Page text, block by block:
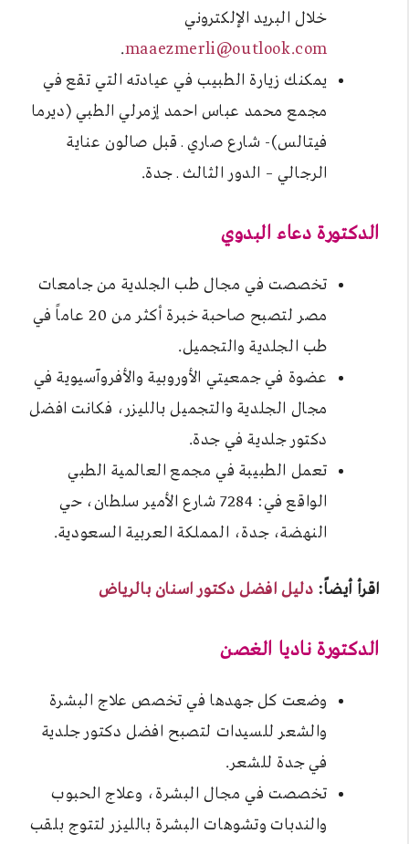
خلال البريد الإلكتروني
maaezmerli@outlook.com
.
يمكنك زيارة الطبيب في عيادته التي تقع في
مجمع محمد عباس احمد إزمرلي الطبي (ديرما
فيتالس)- شارع صاري ـ قبل صالون عناية
الرجالي – الدور الثالث ـ جدة.
الدكتورة دعاء البدوي
تخصصت في مجال طب الجلدية من جامعات
مصر لتصبح صاحبة خبرة أكثر من 20 عاماً في
طب الجلدية والتجميل.
عضوة في جمعيتي الأوروبية والأفروآسيوية في
مجال الجلدية والتجميل بالليزر، فكانت افضل
دكتور جلدية في جدة.
تعمل الطبيبة في مجمع العالمية الطبي
الواقع في: 7284 شارع الأمير سلطان، حي
النهضة، جدة، المملكة العربية السعودية.
اقرأ أيضاً: دليل افضل دكتور اسنان بالرياض
الدكتورة ناديا الغصن
وضعت كل جهدها في تخصص علاج البشرة
والشعر للسيدات لتصبح افضل دكتور جلدية
في جدة للشعر.
تخصصت في مجال البشرة، وعلاج الحبوب
والندبات وتشوهات البشرة بالليزر لتتوج بلقب